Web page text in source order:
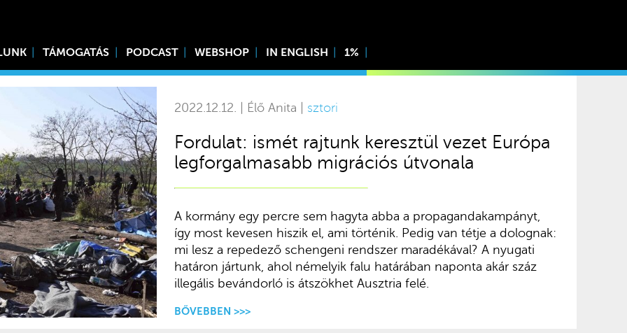
TÁMOGATÁS PODCAST WEBSHOP IN ENGLISH 1%
2022.12.12. | Élő Anita | sztori
Fordulat: ismét rajtunk keresztül vezet Európa
legforgalmasabb migrációs útvonala
A kormány egy percre sem hagyta abba a propagandakampányt,
így most kevesen hiszik el, ami történik. Pedig van tétje a dolognak:
mi lesz a repedező schengeni rendszer maradékával? A nyugati
határon jártunk, ahol némelyik falu határában naponta akár száz
illegális bevándorló is átszökhet Ausztria felé.
BŐVEBBEN >>>